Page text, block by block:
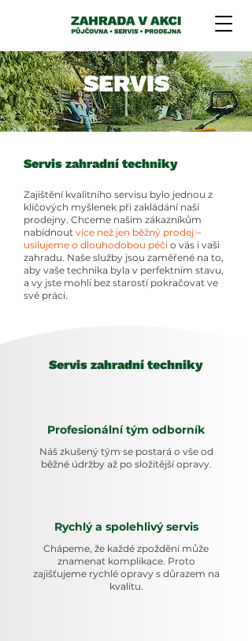
SERVIS
Servis zahradní techniky
Zajištění kvalitního servisu bylo jednou z
klíčových myšlenek při zakládání naší
prodejny. Chceme našim zákazníkům
nabídnout více než jen běžný prodej –
usilujeme o dlouhodobou péči o vás i vaši
zahradu. Naše služby jsou zaměřené na to,
aby vaše technika byla v perfektním stavu,
a vy jste mohli bez starostí pokračovat ve
své práci.
Servis zahradní techniky
Profesionální tým odborník
Náš zkušený tým se postará o vše od
běžné údržby až po složitější opravy.
Rychlý a spolehlivý servis
Chápeme, že každé zpoždění může
znamenat komplikace. Proto
zajišťujeme rychlé opravy s důrazem na
kvalitu.